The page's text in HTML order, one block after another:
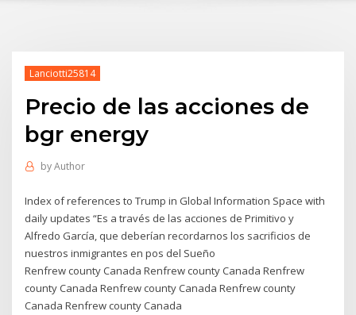
Lanciotti25814
Precio de las acciones de
bgr energy
byAuthor
Index of references to Trump in Global Information Space with
daily updates “Es a través de las acciones de Primitivo y
Alfredo García, que deberían recordarnos los sacrificios de
nuestros inmigrantes en pos del Sueño
Renfrew county Canada Renfrew county Canada Renfrew
county Canada Renfrew county Canada Renfrew county
Canada Renfrew county Canada